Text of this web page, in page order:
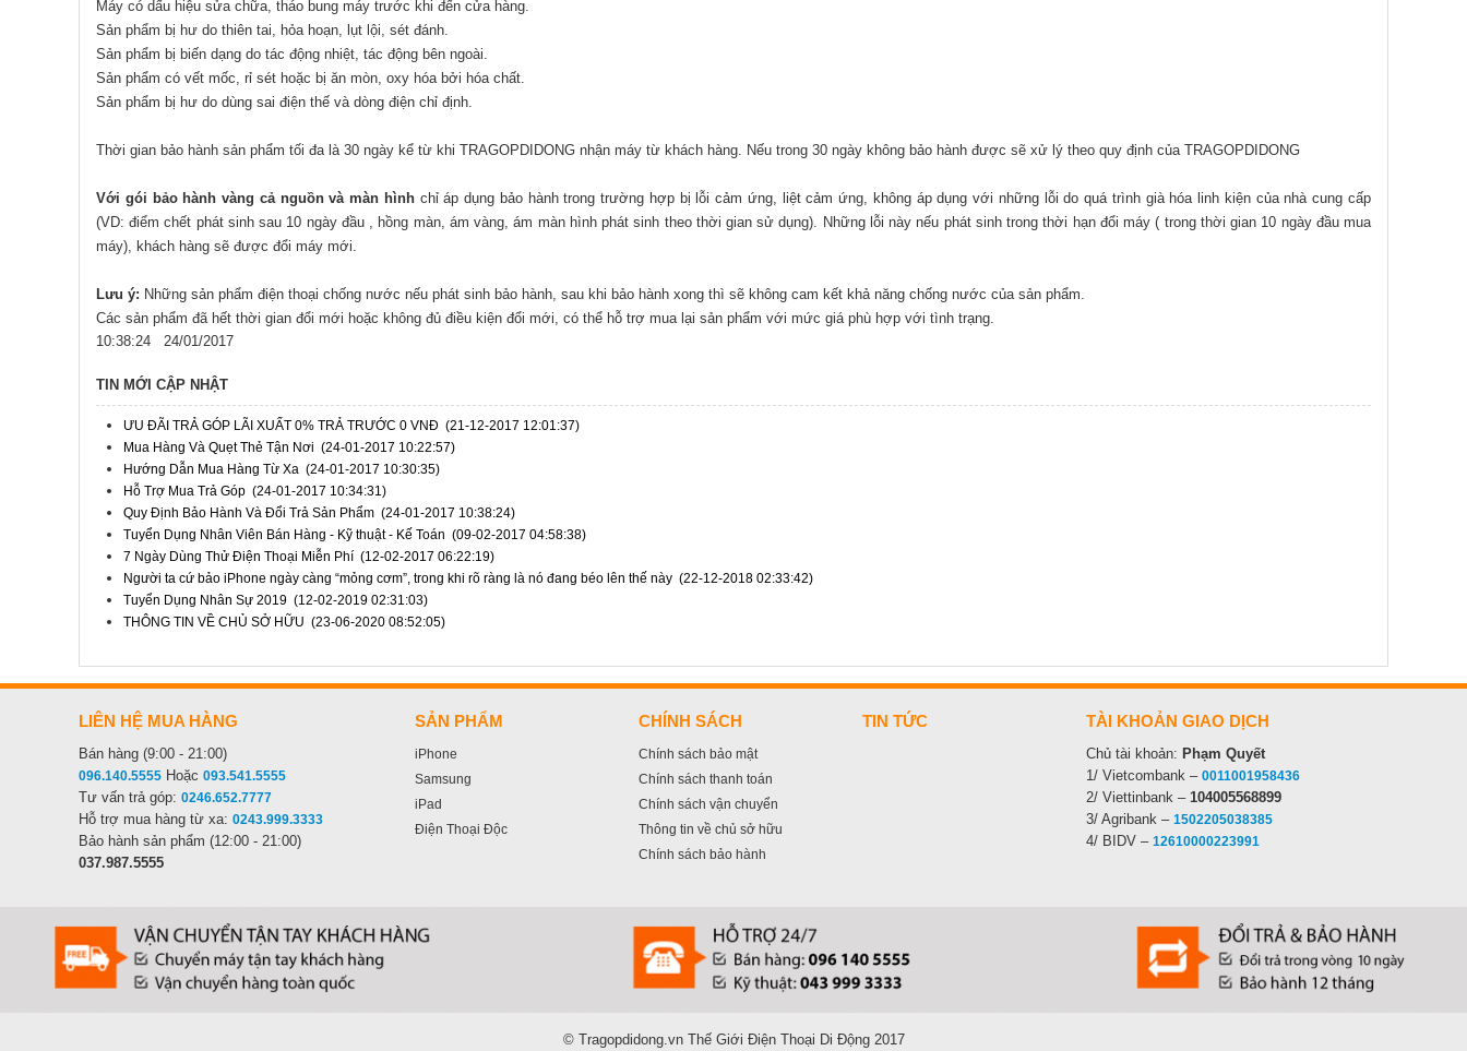
Máy có dấu hiệu sửa chữa, tháo bung máy trước khi đến cửa hàng.
Sản phẩm bị hư do thiên tai, hỏa hoạn, lụt lội, sét đánh.
Sản phẩm bị biến dạng do tác động nhiệt, tác động bên ngoài.
Sản phẩm có vết mốc, rỉ sét hoặc bị ăn mòn, oxy hóa bởi hóa chất.
Sản phẩm bị hư do dùng sai điện thế và dòng điện chỉ định.
Thời gian bảo hành sản phẩm tối đa là 30 ngày kể từ khi TRAGOPDIDONG nhận máy từ khách hàng. Nếu trong 30 ngày không bảo hành được sẽ xử lý theo quy định của TRAGOPDIDONG
Với gói bảo hành vàng cả nguồn và màn hìnhchỉ áp dụng bảo hành trong trường hợp bị lỗi cảm ứng, liệt cảm ứng, không áp dụng với những lỗi do quá trình già hóa linh kiện của nhà cung cấp
(VD: điểm chết phát sinh sau 10 ngày đầu , hồng màn, ám vàng, ám màn hình phát sinh theo thời gian sử dụng). Những lỗi này nếu phát sinh trong thời hạn đổi máy ( trong thời gian 10 ngày đầu mua
máy), khách hàng sẽ được đổi máy mới.
Lưu ý: Những sản phẩm điện thoại chống nước nếu phát sinh bảo hành, sau khi bảo hành xong thì sẽ không cam kết khả năng chống nước của sản phẩm.
Các sản phẩm đã hết thời gian đổi mới hoặc không đủ điều kiện đổi mới, có thể hỗ trợ mua lại sản phẩm với mức giá phù hợp với tình trạng.
10:38:24 24/01/2017
TIN MỚI CẬP NHẬT
ƯU ĐÃI TRẢ GÓP LÃI XUẤT 0% TRẢ TRƯỚC 0 VNĐ (21-12-2017 12:01:37)
Mua Hàng Và Quẹt Thẻ Tận Nơi (24-01-2017 10:22:57)
Hướng Dẫn Mua Hàng Từ Xa (24-01-2017 10:30:35)
Hỗ Trợ Mua Trả Góp (24-01-2017 10:34:31)
Quy Định Bảo Hành Và Đổi Trả Sản Phẩm (24-01-2017 10:38:24)
Tuyển Dụng Nhân Viên Bán Hàng - Kỹ thuật - Kế Toán (09-02-2017 04:58:38)
7 Ngày Dùng Thử Điện Thoại Miễn Phí (12-02-2017 06:22:19)
Người ta cứ bảo iPhone ngày càng “mỏng cơm”, trong khi rõ ràng là nó đang béo lên thế này (22-12-2018 02:33:42)
Tuyển Dụng Nhân Sự 2019 (12-02-2019 02:31:03)
THÔNG TIN VỀ CHỦ SỞ HỮU (23-06-2020 08:52:05)
LIÊN HỆ MUA HÀNG
Bán hàng (9:00 - 21:00)
096.140.5555 Hoặc 093.541.5555
Tư vấn trả góp: 0246.652.7777
Hỗ trợ mua hàng từ xa: 0243.999.3333
Bảo hành sản phẩm (12:00 - 21:00)
037.987.5555
SẢN PHẨM
iPhone
Samsung
iPad
Điện Thoại Độc
CHÍNH SÁCH
Chính sách bảo mật
Chính sách thanh toán
Chính sách vận chuyển
Thông tin về chủ sở hữu
Chính sách bảo hành
TIN TỨC TÀI KHOẢN GIAO DỊCH
Chủ tài khoản: Phạm Quyết
1/ Vietcombank –0011001958436
2/ Viettinbank –104005568899
3/ Agribank –1502205038385
4/ BIDV –12610000223991
© Tragopdidong.vn Thế Giới Điện Thoại Di Động 2017